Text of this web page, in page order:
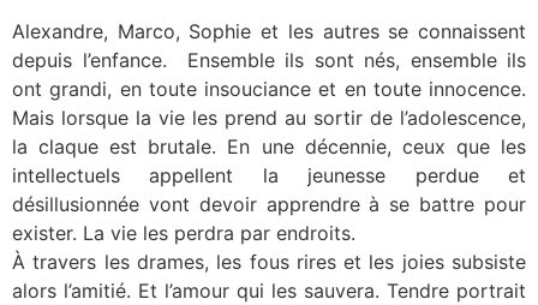
Alexandre, Marco, Sophie et les autres se connaissent
depuis l’enfance. Ensemble ils sont nés, ensemble ils
ont grandi, en toute insouciance et en toute innocence.
Mais lorsque la vie les prend au sortir de l’adolescence,
la claque est brutale. En une décennie, ceux que les
intellectuels appellent la jeunesse perdue et
désillusionnée vont devoir apprendre à se battre pour
exister. La vie les perdra par endroits.
À travers les drames, les fous rires et les joies subsiste
alors l’amitié. Et l’amour qui les sauvera. Tendre portrait